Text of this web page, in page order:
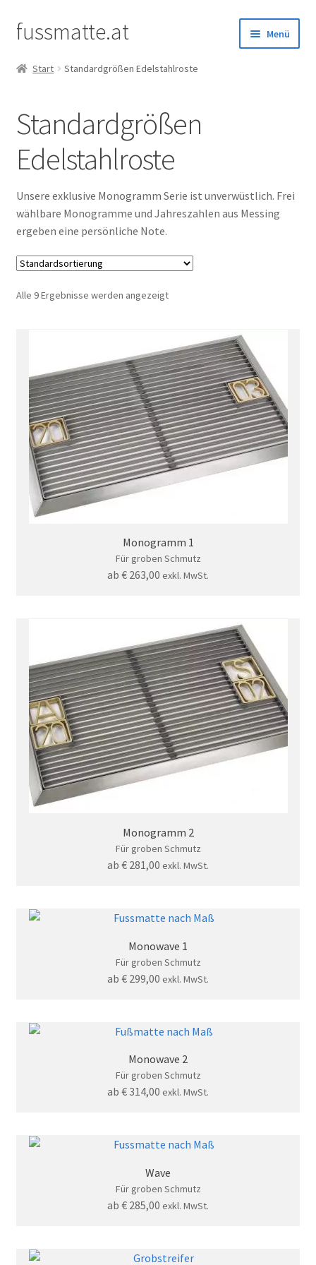
Zur
Navigation
springen
Zum
Inhalt
springen
fussmatte.at Menü
Innenbereich
Standardgrößen
Zubehör
Kundenservice
Start Standardgrößen Edelstahlroste
Standardgrößen
Edelstahlroste
Unsere exklusive Monogramm Serie ist unverwüstlich. Frei
wählbare Monogramme und Jahreszahlen aus Messing
ergeben eine persönliche Note.
Alle 9 Ergebnisse werden angezeigt
Monogramm 1
Für groben Schmutz
ab € 263,00 exkl. MwSt.
Monogramm 2
Für groben Schmutz
ab € 281,00 exkl. MwSt.
Monowave 1
Für groben Schmutz
ab € 299,00 exkl. MwSt.
Monowave 2
Für groben Schmutz
ab € 314,00 exkl. MwSt.
Wave
Für groben Schmutz
ab € 285,00 exkl. MwSt.